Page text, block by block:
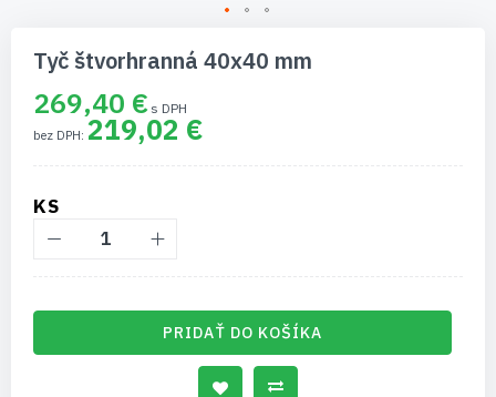
začiatok
galérie
obrázkov
Tyč štvorhranná 40x40 mm
269,40 €
219,02 €
KS
PRIDAŤ DO KOŠÍKA